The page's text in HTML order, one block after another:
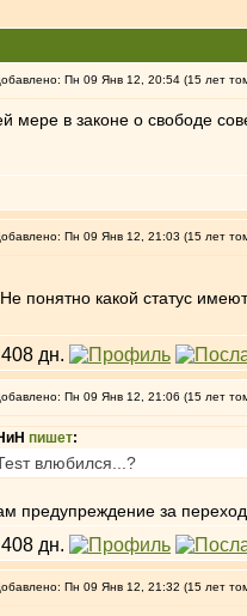
Пн 09 Янв 12, 20:54 (15 лет
мере в законе о свободе
Пн 09 Янв 12, 21:03 (15 лет
понятно какой статус
Пн 09 Янв 12, 21:06 (15 лет
пишет:
влюбился...?
предупреждение за
Пн 09 Янв 12, 21:32 (15 лет